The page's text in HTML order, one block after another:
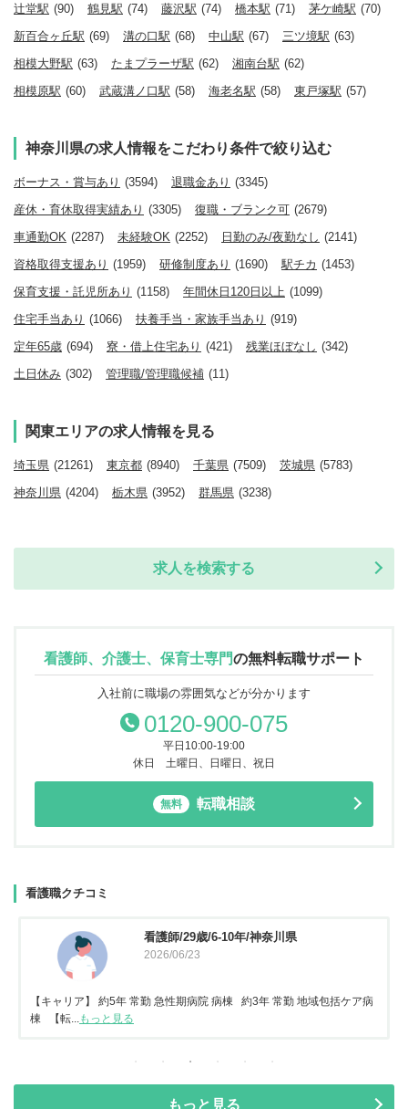
辻堂駅 (90) 鶴見駅 (74) 藤沢駅 (74) 橋本駅 (71) 茅ケ崎駅 (70)
新百合ヶ丘駅 (69) 溝の口駅 (68) 中山駅 (67) 三ツ境駅 (63)
相模大野駅 (63) たまプラーザ駅 (62) 湘南台駅 (62)
相模原駅 (60) 武蔵溝ノ口駅 (58) 海老名駅 (58) 東戸塚駅 (57)
神奈川県の求人情報をこだわり条件で絞り込む
ボーナス・賞与あり (3594) 退職金あり (3345)
産休・育休取得実績あり (3305) 復職・ブランク可 (2679)
車通勤OK (2287) 未経験OK (2252) 日勤のみ/夜勤なし (2141)
資格取得支援あり (1959) 研修制度あり (1690) 駅チカ (1453)
保育支援・託児所あり (1158) 年間休日120日以上 (1099)
住宅手当あり (1066) 扶養手当・家族手当あり (919)
定年65歳 (694) 寮・借上住宅あり (421) 残業ほぼなし (342)
土日休み (302) 管理職/管理職候補 (11)
関東エリアの求人情報を見る
埼玉県 (21261) 東京都 (8940) 千葉県 (7509) 茨城県 (5783)
神奈川県 (4204) 栃木県 (3952) 群馬県 (3238)
求人を検索する
看護師、介護士、保育士専門の無料転職サポート
入社前に職場の雰囲気などが分かります
0120-900-075
平日10:00-19:00
休日 土曜日、日曜日、祝日
無料 転職相談
看護職クチコミ
看護師/29歳/6-10年/神奈川県
2026/06/23
【キャリア】 約5年 常勤 急性期病院 病棟 約3年 常勤 地域包括ケア病
棟 【転...もっと見る
もっと見る